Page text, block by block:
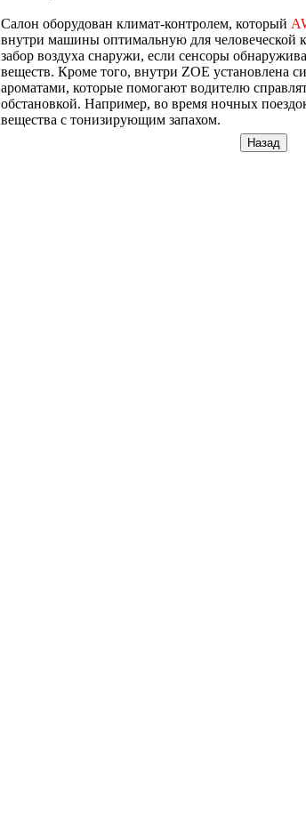
Салон оборудован климат-контролем, который
внутри машины оптимальную для человеческой
забор воздуха снаружи, если сенсоры
веществ. Кроме того, внутри ZOE установлена
ароматами, которые помогают водителю
обстановкой. Например, во время ночных
вещества с тонизирующим запахом.